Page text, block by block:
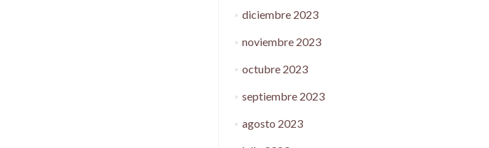
diciembre 2023
noviembre 2023
octubre 2023
septiembre 2023
agosto 2023